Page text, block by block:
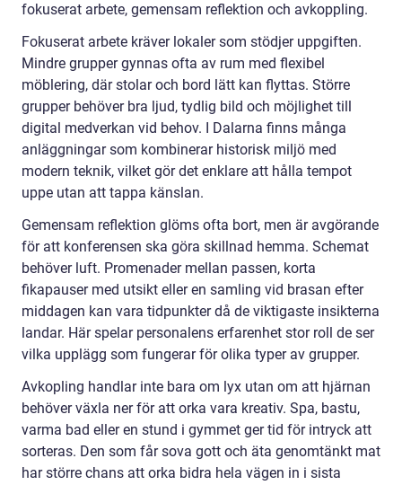
fokuserat arbete, gemensam reflektion och avkoppling.
Fokuserat arbete kräver lokaler som stödjer uppgiften.
Mindre grupper gynnas ofta av rum med flexibel
möblering, där stolar och bord lätt kan flyttas. Större
grupper behöver bra ljud, tydlig bild och möjlighet till
digital medverkan vid behov. I Dalarna finns många
anläggningar som kombinerar historisk miljö med
modern teknik, vilket gör det enklare att hålla tempot
uppe utan att tappa känslan.
Gemensam reflektion glöms ofta bort, men är avgörande
för att konferensen ska göra skillnad hemma. Schemat
behöver luft. Promenader mellan passen, korta
fikapauser med utsikt eller en samling vid brasan efter
middagen kan vara tidpunkter då de viktigaste insikterna
landar. Här spelar personalens erfarenhet stor roll de ser
vilka upplägg som fungerar för olika typer av grupper.
Avkopling handlar inte bara om lyx utan om att hjärnan
behöver växla ner för att orka vara kreativ. Spa, bastu,
varma bad eller en stund i gymmet ger tid för intryck att
sorteras. Den som får sova gott och äta genomtänkt mat
har större chans att orka bidra hela vägen in i sista